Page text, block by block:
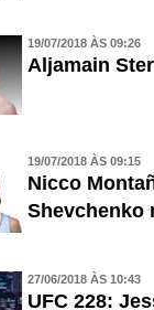
19/07/2018 ÀS 09:26
Aljamain
19/07/2018 ÀS 09:15
Nicco
Shevchenko
27/06/2018 ÀS 10:43
UFC 228: